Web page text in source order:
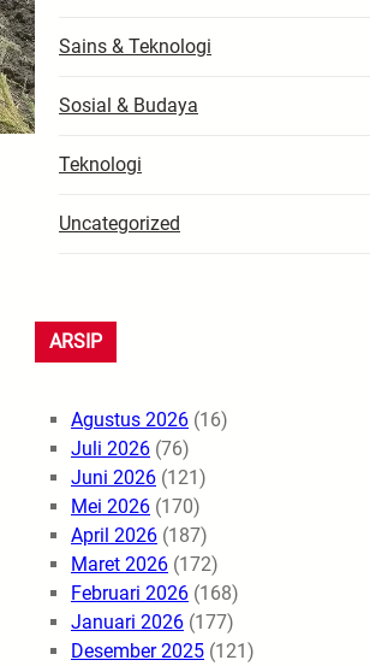
Sains & Teknologi
Sosial & Budaya
Teknologi
Uncategorized
ARSIP
Agustus 2026 (16)
Juli 2026 (76)
Juni 2026 (121)
Mei 2026 (170)
April 2026 (187)
Maret 2026 (172)
Februari 2026 (168)
Januari 2026 (177)
Desember 2025 (121)